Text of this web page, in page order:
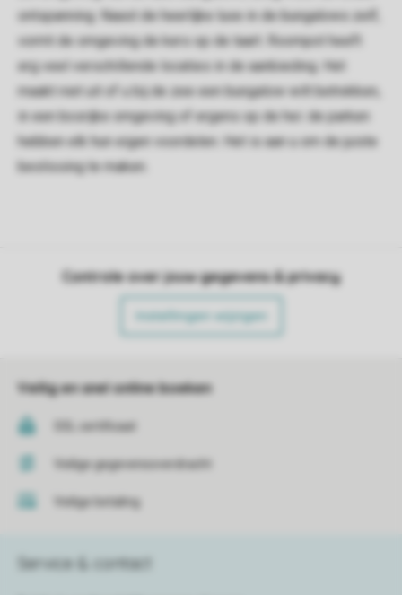
ontspanning. Naast de heerlijke luxe in de bungalows zelf,
vormt de omgeving de kers op de taart. Roompot heeft
erg veel verschillende locaties in de aanbieding. Het
maakt niet uit of u bij de zee een bungalow wilt betrekken,
in een bosrijke omgeving of ergens op de hei: de parken
hebben elk hun eigen voordelen. Het is aan u om de juiste
beslissing te maken.
Controle over jouw gegevens & privacy
Instellingen wijzigen
Veilig en snel online boeken
SSL certificaat
Veilige gegevensoverdracht
Veilige betaling
Service & contact